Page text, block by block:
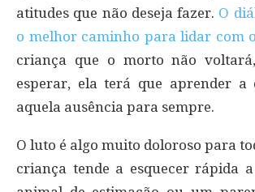
atitudes que não deseja fazer. O
o melhor caminho para lidar com
criança que o morto não
esperar, ela terá que aprender a
aquela ausência para sempre.
O luto é algo muito doloroso para
criança tende a esquecer rápida